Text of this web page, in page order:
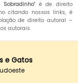
Sobradinho" é de direito
citando nossos links, é
de direito autoral –
autorais.
e Gatos